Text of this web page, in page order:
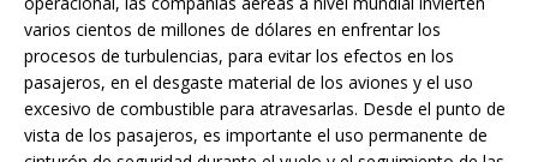
varios cientos de millones de dólares en enfrentar los
procesos de turbulencias, para evitar los efectos en los
pasajeros, en el desgaste material de los aviones y el uso
excesivo de combustible para atravesarlas. Desde el punto de
vista de los pasajeros, es importante el uso permanente de